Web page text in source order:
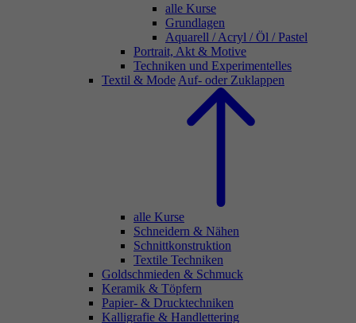
alle Kurse
Grundlagen
Aquarell / Acryl / Öl / Pastel
Portrait, Akt & Motive
Techniken und Experimentelles
Textil & Mode Auf- oder Zuklappen
alle Kurse
Schneidern & Nähen
Schnittkonstruktion
Textile Techniken
Goldschmieden & Schmuck
Keramik & Töpfern
Papier- & Drucktechniken
Kalligrafie & Handlettering